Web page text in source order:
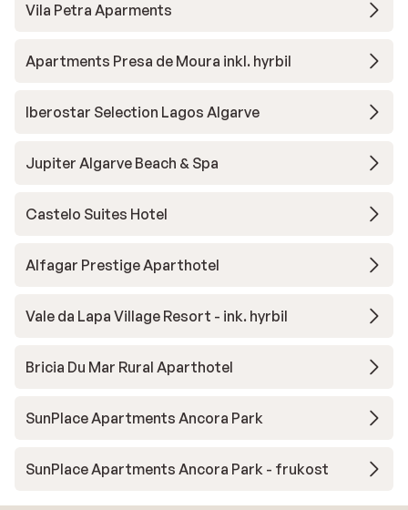
Vila Petra Aparments
Apartments Presa de Moura inkl. hyrbil
Iberostar Selection Lagos Algarve
Jupiter Algarve Beach & Spa
Castelo Suites Hotel
Alfagar Prestige Aparthotel
Vale da Lapa Village Resort - ink. hyrbil
Bricia Du Mar Rural Aparthotel
SunPlace Apartments Ancora Park
SunPlace Apartments Ancora Park - frukost